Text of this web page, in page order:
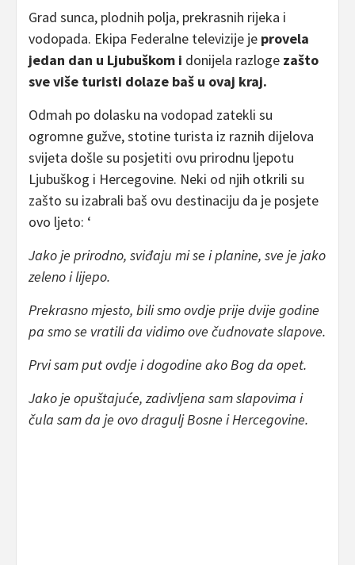
Grad sunca, plodnih polja, prekrasnih rijeka i
vodopada. Ekipa Federalne televizije je provela
jedan dan u Ljubuškom i donijela razloge zašto
sve više turisti dolaze baš u ovaj kraj.
Odmah po dolasku na vodopad zatekli su
ogromne gužve, stotine turista iz raznih dijelova
svijeta došle su posjetiti ovu prirodnu ljepotu
Ljubuškog i Hercegovine. Neki od njih otkrili su
zašto su izabrali baš ovu destinaciju da je posjete
ovo ljeto: ‘
Jako je prirodno, sviđaju mi se i planine, sve je jako
zeleno i lijepo.
Prekrasno mjesto, bili smo ovdje prije dvije godine
pa smo se vratili da vidimo ove čudnovate slapove.
Prvi sam put ovdje i dogodine ako Bog da opet.
Jako je opuštajuće, zadivljena sam slapovima i
čula sam da je ovo dragulj Bosne i Hercegovine.